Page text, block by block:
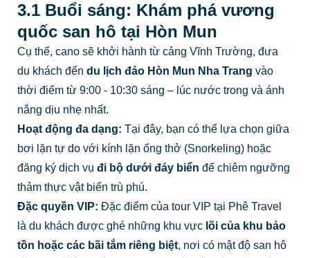
3.1 Buổi sáng: Khám phá vương
quốc san hô tại Hòn Mun
Cụ thể, cano sẽ khởi hành từ cảng Vĩnh Trường, đưa
du khách đến du lịch đảo Hòn Mun Nha Trang vào
thời điểm từ 9:00 - 10:30 sáng – lúc nước trong và ánh
nắng dịu nhẹ nhất.
Hoạt động đa dạng: Tại đây, bạn có thể lựa chọn giữa
bơi lặn tự do với kính lặn ống thở (Snorkeling) hoặc
đăng ký dịch vụ đi bộ dưới đáy biển để chiêm ngưỡng
thảm thực vật biển trù phú.
Đặc quyền VIP: Đặc điểm của tour VIP tại Phê Travel
là du khách được ghé những khu vực lõi của khu bảo
tồn hoặc các bãi tắm riêng biệt, nơi có mật độ san hô